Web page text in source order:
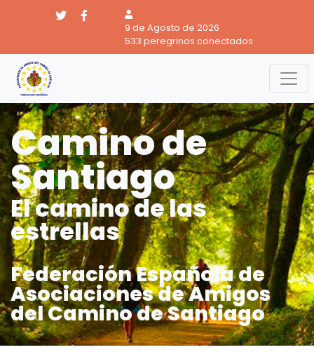
9 de Agosto de 2026
533 peregrinos conectados
Camino de
Santiago
El camino de las
estrellas
Federación Española de
Asociaciones de Amigos
del Camino de Santiago